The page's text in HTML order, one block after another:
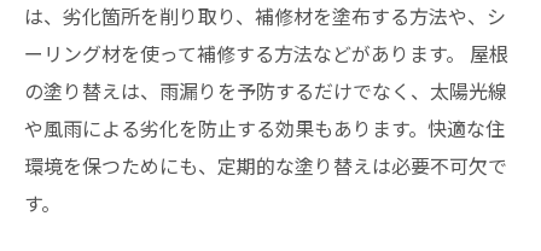
は、劣化箇所を削り取り、補修材を塗布する方法や、シ
ーリング材を使って補修する方法などがあります。 屋根
の塗り替えは、雨漏りを予防するだけでなく、太陽光線
や風雨による劣化を防止する効果もあります。快適な住
環境を保つためにも、定期的な塗り替えは必要不可欠で
す。